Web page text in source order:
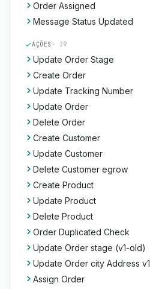
Order Assigned
Message Status Updated
AÇÕES · 39
Update Order Stage
Create Order
Update Tracking Number
Update Order
Delete Order
Create Customer
Update Customer
Delete Customer egrow
Create Product
Update Product
Delete Product
Order Duplicated Check
Update Order stage (v1-old)
Update Order city Address v1
Assign Order